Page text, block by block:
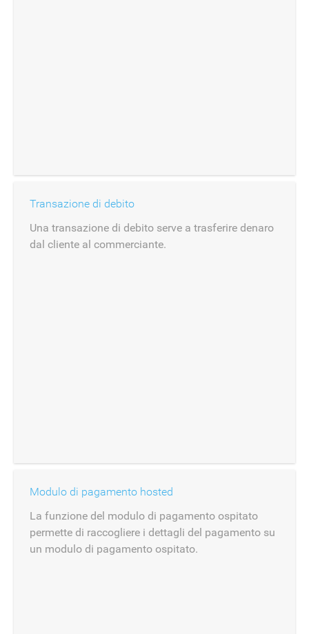
Transazione di debito
Una transazione di debito serve a trasferire denaro
dal cliente al commerciante.
Modulo di pagamento hosted
La funzione del modulo di pagamento ospitato
permette di raccogliere i dettagli del pagamento su
un modulo di pagamento ospitato.